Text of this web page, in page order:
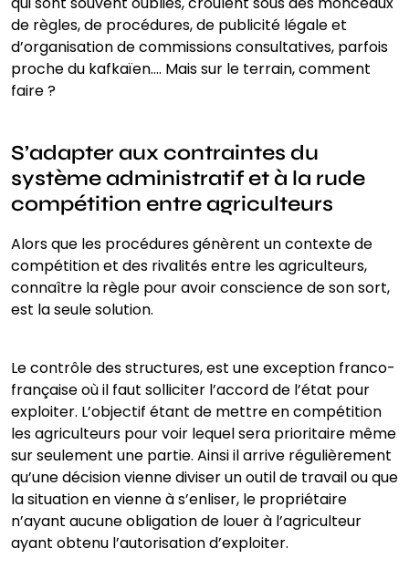
de règles, de procédures, de publicité légale et
d’organisation de commissions consultatives, parfois
proche du kafkaïen…. Mais sur le terrain, comment
faire ?
S’adapter aux contraintes du
système administratif et à la rude
compétition entre agriculteurs
Alors que les procédures génèrent un contexte de
compétition et des rivalités entre les agriculteurs,
connaître la règle pour avoir conscience de son sort,
est la seule solution.
Le contrôle des structures, est une exception franco-
française où il faut solliciter l’accord de l’état pour
exploiter. L’objectif étant de mettre en compétition
les agriculteurs pour voir lequel sera prioritaire même
sur seulement une partie. Ainsi il arrive régulièrement
qu’une décision vienne diviser un outil de travail ou que
la situation en vienne à s’enliser, le propriétaire
n’ayant aucune obligation de louer à l’agriculteur
ayant obtenu l’autorisation d’exploiter.